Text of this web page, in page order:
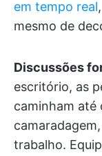
em tempo real
mesmo de
Discussões
escritório, as
caminham até
trabalho.